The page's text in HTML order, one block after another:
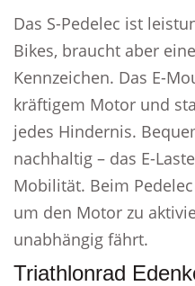
Das S-Pedelec ist
Bikes, braucht aber
Kennzeichen. Das E-
kräftigem Motor und
jedes Hindernis.
nachhaltig – das E-
Mobilität. Beim
um den Motor zu
unabhängig fährt.
Triathlonrad